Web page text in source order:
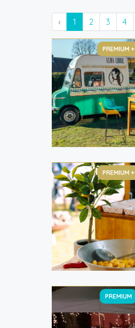
‹ 1 2 3 4
PREMIUM +
PREMIUM +
PREMIUM